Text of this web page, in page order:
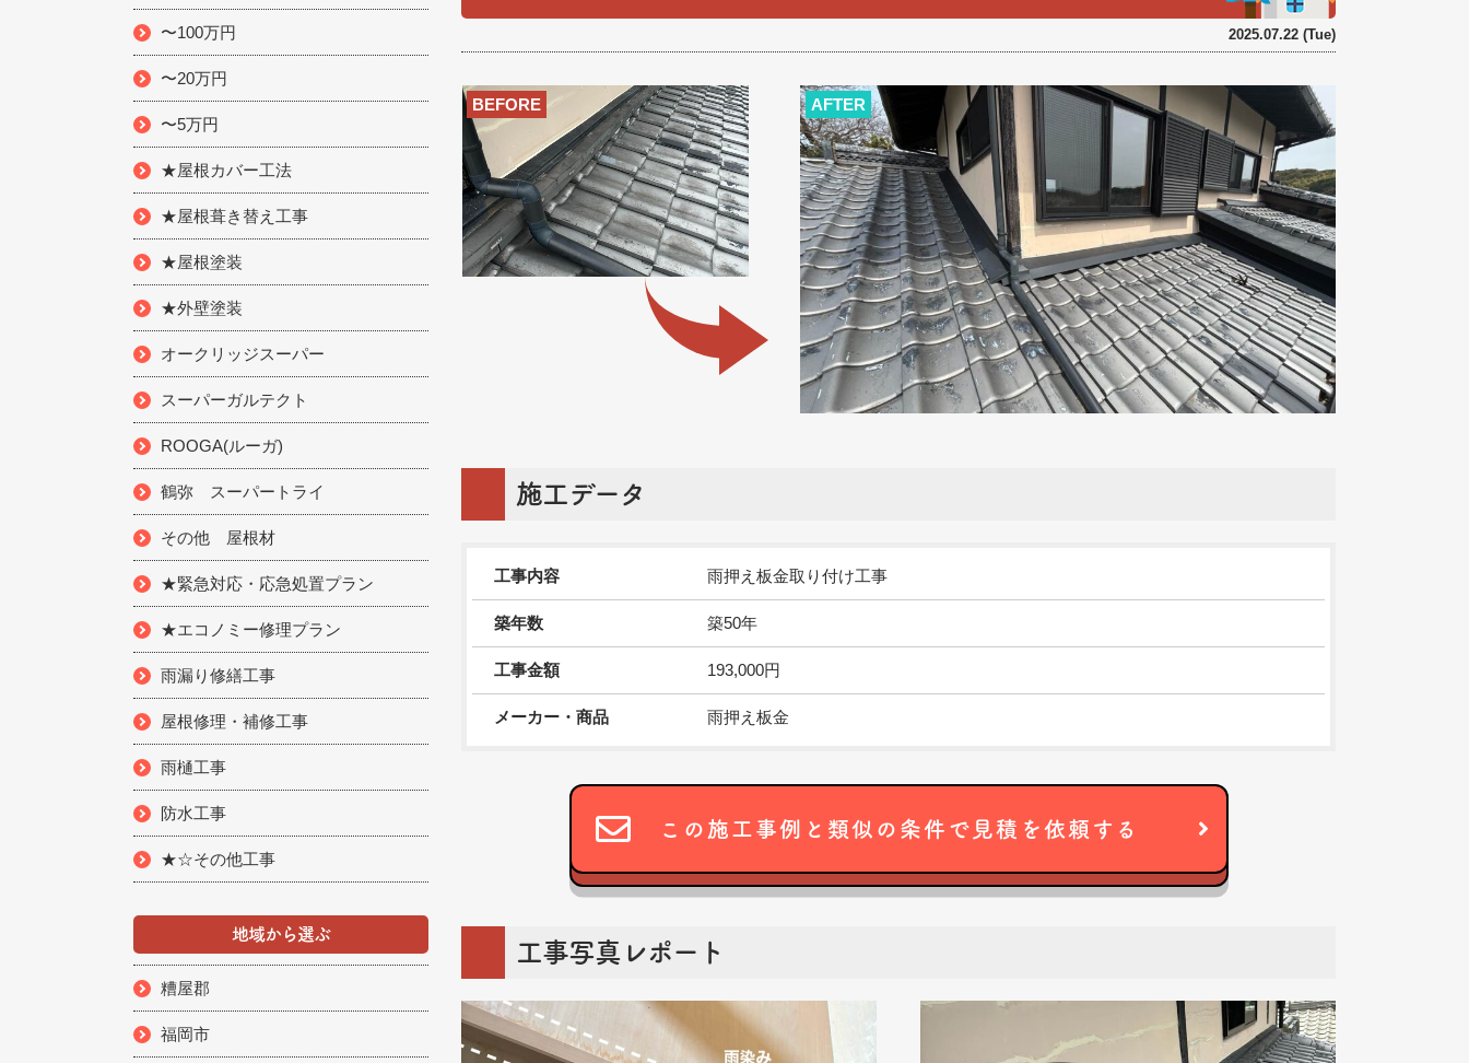
2025.07.22 (Tue)
BEFORE AFTER
施工データ
工事内容 雨押え板金取り付け工事
築年数 築50年
工事金額 193,000円
メーカー・商品 雨押え板金
この施工事例と類似の条件で見積を依頼する
工事写真レポート
〜100万円
〜20万円
〜5万円
★屋根カバー工法
★屋根葺き替え工事
★屋根塗装
★外壁塗装
オークリッジスーパー
スーパーガルテクト
ROOGA(ルーガ)
鶴弥 スーパートライ
その他 屋根材
★緊急対応・応急処置プラン
★エコノミー修理プラン
雨漏り修繕工事
屋根修理・補修工事
雨樋工事
防水工事
★☆その他工事
地域から選ぶ
糟屋郡
福岡市